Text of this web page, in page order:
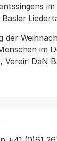
im
der
im
Verein DaN